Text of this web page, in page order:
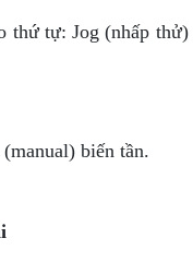
thứ tự: Jog (nhấp
biến tần.